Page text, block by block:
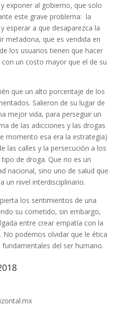
exponer al gobierno, que solo
este grave problema: la
esperar a que desaparezca la
metadona, que es vendida en
los usuarios tienen que hacer
un costo mayor que el de su
que un alto porcentaje de los
Salieron de su lugar de
mejor vida, para perseguir un
de las adicciones y las drogas
momento esa era la estrategia)
las calles y la persecución a los
de droga. Que no es un
nacional, sino uno de salud que
un nivel interdisciplinario.
los sentimientos de una
su cometido, sin embargo,
entre crear empatía con la
No podemos olvidar que le ética
del ser humano.